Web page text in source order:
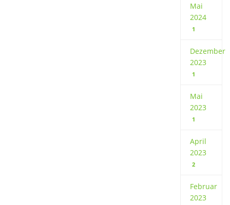
Mai
2024
1
Dezember
2023
1
Mai
2023
1
April
2023
2
Februar
2023